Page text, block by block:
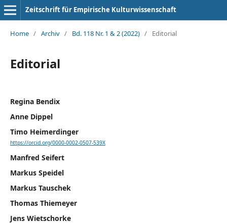
Zeitschrift für Empirische Kulturwissenschaft
Home / Archiv / Bd. 118 Nr. 1 & 2 (2022) / Editorial
Editorial
Regina Bendix
Anne Dippel
Timo Heimerdinger
https://orcid.org/0000-0002-0507-539X
Manfred Seifert
Markus Speidel
Markus Tauschek
Thomas Thiemeyer
Jens Wietschorke